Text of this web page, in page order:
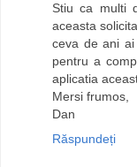
Stiu ca multi
aceasta
ceva de ani
pentru a
aplicatia
Mersi frumos,
Dan
Răspundeți